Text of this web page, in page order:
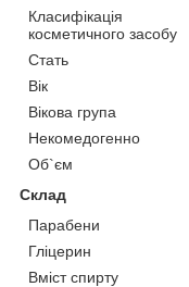
Класифікація
косметичного засобу
Стать
Вік
Вікова група
Некомедогенно
Об`єм
Склад
Парабени
Гліцерин
Вміст спирту